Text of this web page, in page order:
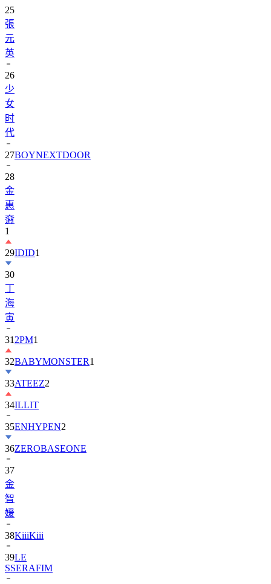
25
張
元
英
26
少
女
时
代
27BOYNEXTDOOR
28
金
惠
奫
1
29IDID1
30
丁
海
寅
31 2PM1
32BABYMONSTER1
33ATEEZ2
34ILLIT
35ENHYPEN2
36ZEROBASEONE
37
金
智
媛
38KiiiKiii
39LE
SSERAFIM